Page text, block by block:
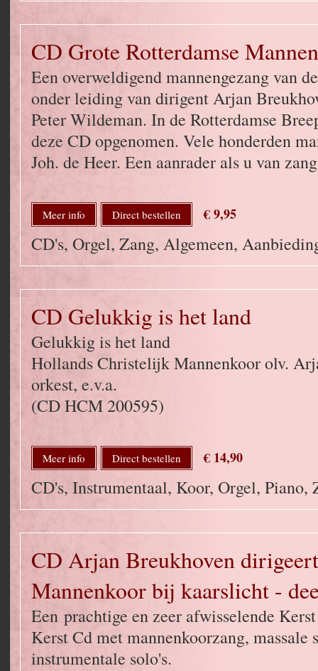
CD Grote Rotterdamse
Een overweldigend mannengezang van
onder leiding van dirigent Arjan
Peter Wildeman. In de Rotterdamse
deze CD opgenomen. Vele honderden
Joh. de Heer. Een aanrader als u van
Meer info Direct bestellen € 9,95
CD's, Orgel, Zang, Algemeen,
CD Gelukkig is het land
Gelukkig is het land
Hollands Christelijk Mannenkoor olv.
orkest, e.v.a.
(CD HCM 200595)
Meer info Direct bestellen € 14,90
CD's, Instrumentaal, Koor, Orgel, Piano,
CD Arjan Breukhoven
Mannenkoor bij kaarslicht -
Een prachtige en zeer afwisselende
Kerst Cd met mannenkoorzang, massale
instrumentale solo's.